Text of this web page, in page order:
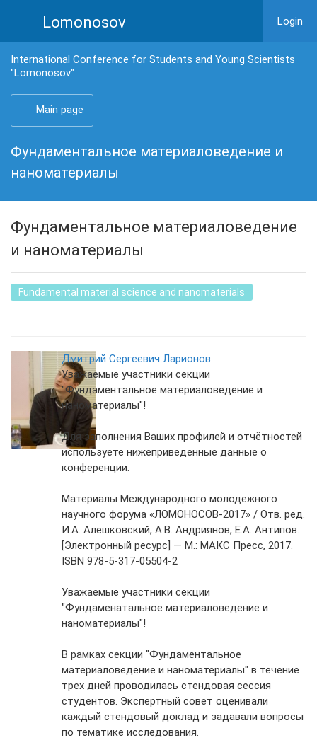
Lomonosov Login
International Conference for Students and Young Scientists
"Lomonosov"
Main page
Фундаментальное материаловедение и
наноматериалы
Фундаментальное материаловедение
и наноматериалы
Fundamental material science and nanomaterials
Дмитрий Сергеевич Ларионов
Уважаемые участники секции
"Фундаментальное материаловедение и
наноматериалы"!
Для заполнения Ваших профилей и отчётностей
используете нижеприведенные данные о
конференции.
Материалы Международного молодежного
научного форума «ЛОМОНОСОВ-2017» / Отв. ред.
И.А. Алешковский, А.В. Андриянов, Е.А. Антипов.
[Электронный ресурс] — М.: МАКС Пресс, 2017.
ISBN 978-5-317-05504-2
Уважаемые участники секции
"Фундаменатальное материаловедение и
наноматериалы"!
В рамках секции "Фундаментальное
материаловедение и наноматериалы" в течение
трех дней проводилась стендовая сессия
студентов. Экспертный совет оценивали
каждый стендовый доклад и задавали вопросы
по тематике исследования.